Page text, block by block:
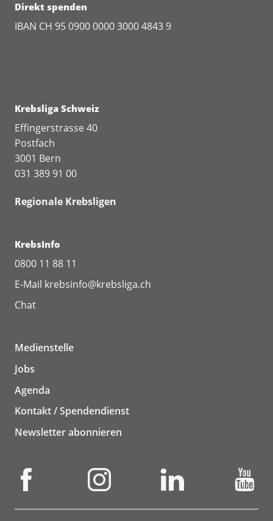
Direkt spenden
IBAN CH 95 0900 0000 3000 4843 9
Krebsliga Schweiz
Effingerstrasse 40
Postfach
3001 Bern
031 389 91 00
Regionale Krebsligen
KrebsInfo
0800 11 88 11
E-Mail krebsinfo@krebsliga.ch
Chat
Medienstelle
Jobs
Agenda
Kontakt / Spendendienst
Newsletter abonnieren